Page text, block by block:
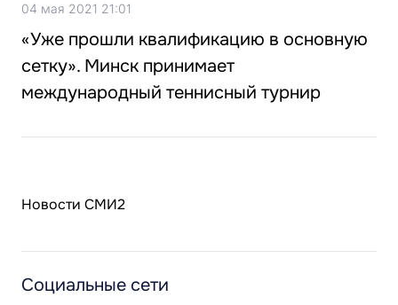
04 мая 2021 21:01
«Уже прошли квалификацию в основную
сетку». Минск принимает
международный теннисный турнир
Новости СМИ2
Социальные сети